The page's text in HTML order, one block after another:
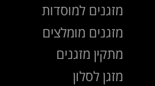
מזגנים למוסדות
מזגנים מומלצים
מתקין מזגנים
מזגן לסלון